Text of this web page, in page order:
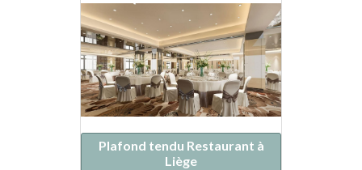
Plafond tendu Restaurant à
Liège